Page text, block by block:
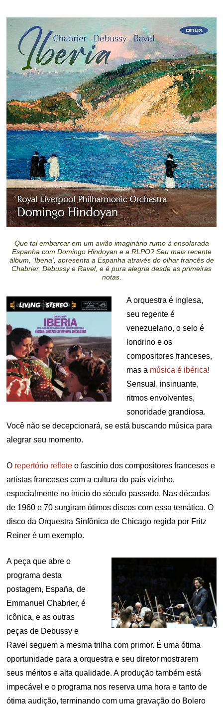
Que tal embarcar em um avião imaginário rumo à ensolarada
Espanha com Domingo Hindoyan e a RLPO? Seu mais recente
álbum, ‘Iberia’, apresenta a Espanha através do olhar francês de
Chabrier, Debussy e Ravel, e é pura alegria desde as primeiras
notas.
A orquestra é inglesa,
seu regente é
venezuelano, o selo é
londrino e os
compositores franceses,
mas a música é ibérica!
Sensual, insinuante,
ritmos envolventes,
sonoridade grandiosa.
Você não se decepcionará, se está buscando música para
alegrar seu momento.
O repertório reflete o fascínio dos compositores franceses e
artistas franceses com a cultura do país vizinho,
especialmente no início do século passado. Nas décadas
de 1960 e 70 surgiram ótimos discos com essa temática. O
disco da Orquestra Sinfônica de Chicago regida por Fritz
Reiner é um exemplo.
A peça que abre o
programa desta
postagem, España, de
Emmanuel Chabrier, é
icônica, e as outras
peças de Debussy e
Ravel seguem a mesma trilha com primor. É uma ótima
oportunidade para a orquestra e seu diretor mostrarem
seus méritos e alta qualidade. A produção também está
impecável e o programa nos reserva uma hora e tanto de
ótima audição, terminando com uma gravação do Bolero